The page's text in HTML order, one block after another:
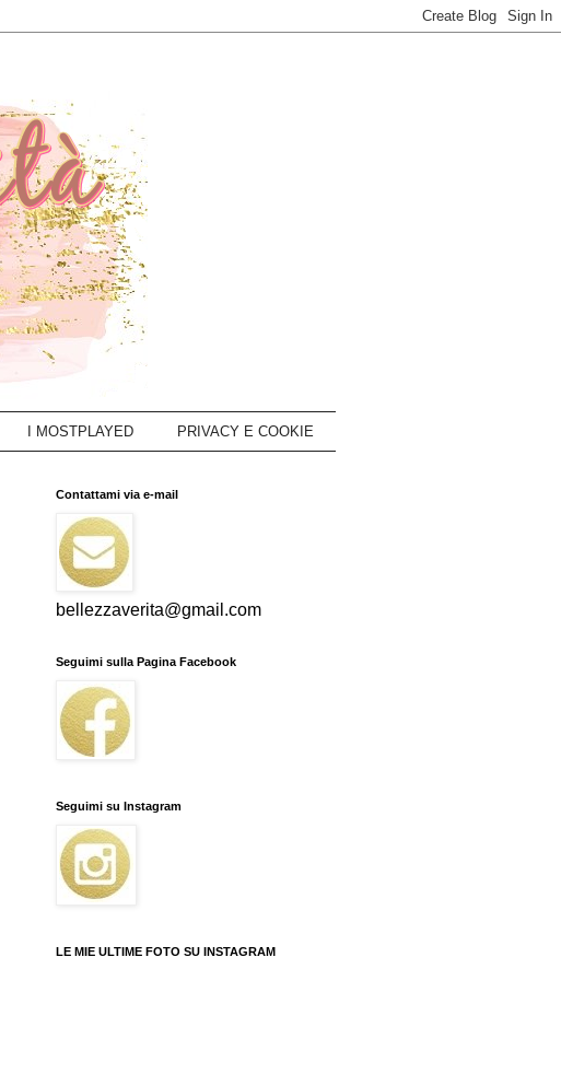
I MOSTPLAYED PRIVACY E COOKIE
Contattami via e-mail
bellezzaverita@gmail.com
Seguimi sulla Pagina Facebook
Seguimi su Instagram
LE MIE ULTIME FOTO SU INSTAGRAM